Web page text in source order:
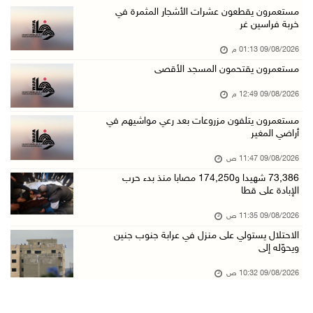
"فتح" تنعي القائد الوطنيّ السفير دياب اللوح
09/آب/2026 11:28 ص
الرئيس ينعى سفير فلسطين لدى مصر القائد الوطني ...
وفاة سفير فلسطين لدى مصر القائد الوطني دياب ا ...
09/آب/2026 10:42 ص
الاحتلال يستولي على منزل في عرابة جنوب جنين و ...
الاحتلال يقتحم مدينة نابلس
"التعليم العالي" تختتم تدريبا حول إعداد المبا ...
09/آب/2026 10:19 ص
وفاة شابة متأثرة بإصابتها جراء حادث سير قرب ج ...
مستعمرون يقطعون عشرات الأشجار المثمرة في
خربة فراسين غر
09/08/2026 01:13 م
مستعمرون يقتحمون المسجد الأقصى
09/08/2026 12:49 م
مستعمرون يتلفون مزروعات بعد رعي مواشيهم في
أراضي المغير
09/08/2026 11:47 ص
73,386 شهيدا و174,250 مصابا منذ بدء حرب
الإبادة على قطا
09/08/2026 11:35 ص
الاحتلال يستولي على منزل في عرابة جنوب جنين
ويحوّله إلى
09/08/2026 10:32 ص